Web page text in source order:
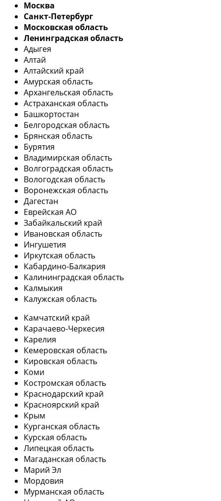
Москва
Санкт-Петербург
Московская область
Ленинградская область
Адыгея
Алтай
Алтайский край
Амурская область
Архангельская область
Астраханская область
Башкортостан
Белгородская область
Брянская область
Бурятия
Владимирская область
Волгоградская область
Вологодская область
Воронежская область
Дагестан
Еврейская АО
Забайкальский край
Ивановская область
Ингушетия
Иркутская область
Кабардино-Балкария
Калининградская область
Калмыкия
Калужская область
Камчатский край
Карачаево-Черкесия
Карелия
Кемеровская область
Кировская область
Коми
Костромская область
Краснодарский край
Красноярский край
Крым
Курганская область
Курская область
Липецкая область
Магаданская область
Марий Эл
Мордовия
Мурманская область